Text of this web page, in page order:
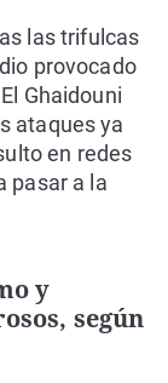
las trifulcas
provocado
Ghaidouni
ataques ya
en redes
pasar a la
y
según